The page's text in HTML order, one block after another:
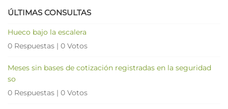
ÚLTIMAS CONSULTAS
Hueco bajo la escalera
0 Respuestas | 0 Votos
Meses sin bases de cotización registradas en la seguridad
so
0 Respuestas | 0 Votos